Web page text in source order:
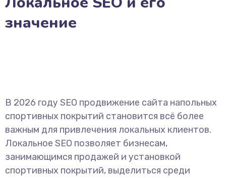
значение
В 2026 году SEO продвижение сайта напольных
спортивных покрытий становится всё более
важным для привлечения локальных клиентов.
Локальное SEO позволяет бизнесам,
занимающимся продажей и установкой
спортивных покрытий, выделиться среди